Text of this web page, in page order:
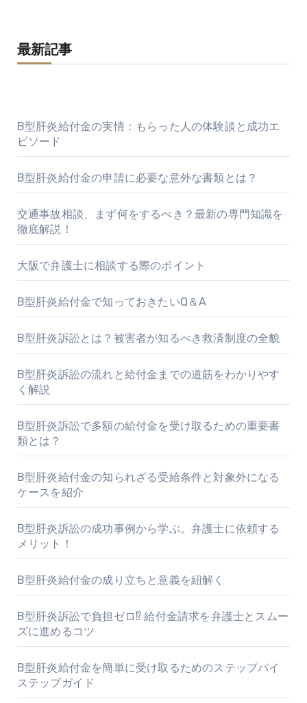
最新記事
B型肝炎給付金の実情：もらった人の体験談と成功エ
ピソード
B型肝炎給付金の申請に必要な意外な書類とは？
交通事故相談、まず何をするべき？最新の専門知識を
徹底解説！
大阪で弁護士に相談する際のポイント
B型肝炎給付金で知っておきたいQ＆A
B型肝炎訴訟とは？被害者が知るべき救済制度の全貌
B型肝炎訴訟の流れと給付金までの道筋をわかりやす
く解説
B型肝炎訴訟で多額の給付金を受け取るための重要書
類とは？
B型肝炎給付金の知られざる受給条件と対象外になる
ケースを紹介
B型肝炎訴訟の成功事例から学ぶ。弁護士に依頼する
メリット！
B型肝炎給付金の成り立ちと意義を紐解く
B型肝炎訴訟で負担ゼロ⁉ 給付金請求を弁護士とスムー
ズに進めるコツ
B型肝炎給付金を簡単に受け取るためのステップバイ
ステップガイド